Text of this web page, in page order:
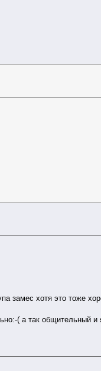
замес хотя это тоже
( а так общительный